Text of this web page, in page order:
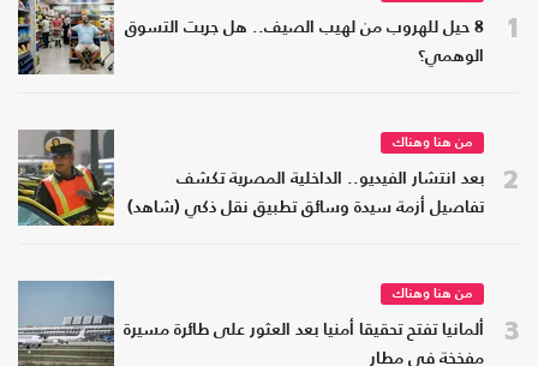
1
8 حيل للهروب من لهيب الصيف.. هل جربت التسوق
الوهمي؟
2
من هنا وهناك
بعد انتشار الفيديو.. الداخلية المصرية تكشف
تفاصيل أزمة سيدة وسائق تطبيق نقل ذكي (شاهد)
3
من هنا وهناك
ألمانيا تفتح تحقيقا أمنيا بعد العثور على طائرة مسيرة
مفخخة في مطار